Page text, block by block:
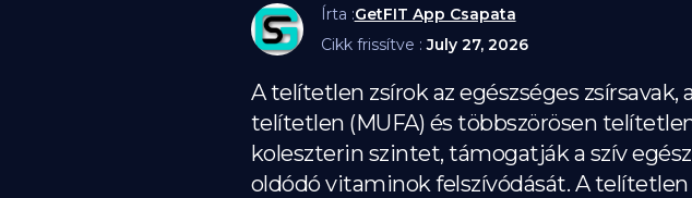
Írta :GetFIT App Csapata
Cikk frissítve :July 27, 2026
A telítetlen zsírok az egészséges
telítetlen (MUFA) és többszörösen
koleszterin szintet, támogatják a szív
oldódó vitaminok felszívódását. A